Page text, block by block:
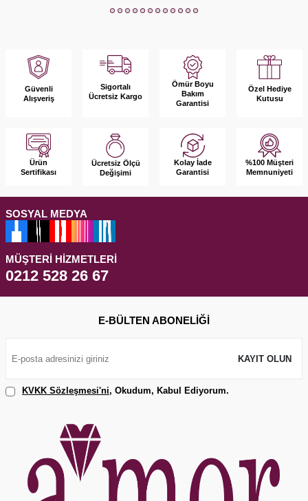
Güvenli
Alışveriş
Sigortalı
Ücretsiz Kargo
Ömür Boyu
Bakım
Garantisi
Özel Hediye
Kutusu
Ürün
Sertifikası
Ücretsiz Ölçü
Değişimi
Kolay İade
Garantisi
%100 Müşteri
Memnuniyeti
SOSYAL MEDYA
MÜŞTERI HIZMETLERI
0212 528 26 67
E-BÜLTEN ABONELIĞI
KAYIT OLUN
KVKK Sözleşmesi'ni, Okudum, Kabul Ediyorum.